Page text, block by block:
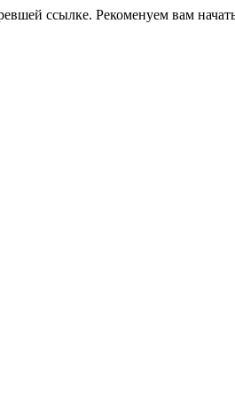
ссылке. Рекоменуем вам